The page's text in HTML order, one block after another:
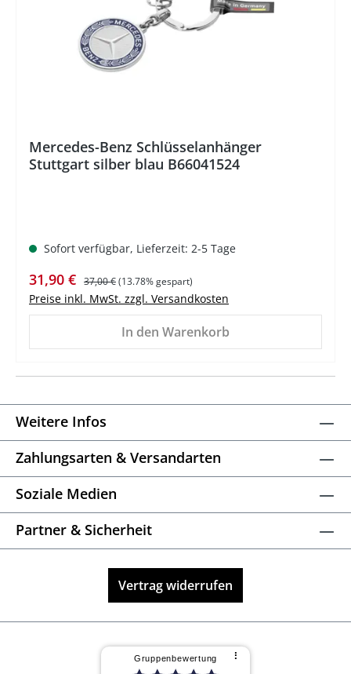
Mercedes-Benz Schlüsselanhänger
Stuttgart silber blau B66041524
Sofort verfügbar, Lieferzeit: 2-5 Tage
Verkaufspreis:
31,90 € Regulärer Preis:
37,00 €(13.78% gespart)
Preise inkl. MwSt. zzgl. Versandkosten
In den Warenkorb
Weitere Infos
Zahlungsarten & Versandarten
Soziale Medien
Partner & Sicherheit
Vertrag widerrufen